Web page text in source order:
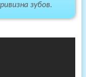
зубов.